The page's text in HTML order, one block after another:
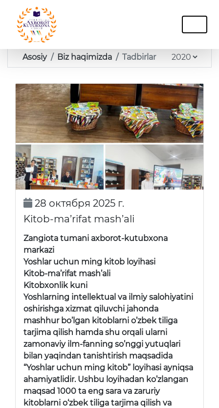
Asosiy Biz haqimizda Tadbirlar
28 октября 2025 г.
Kitob-ma’rifat mash’ali
Zangiota tumani axborot-kutubxona
markazi
Yoshlar uchun ming kitob loyihasi
Kitob-ma’rifat mash’ali
Kitobxonlik kuni
Yoshlarning intellektual va ilmiy salohiyatini
oshirishga xizmat qiluvchi jahonda
mashhur bo’lgan kitoblarni o’zbek tiliga
tarjima qilish hamda shu orqali ularni
zamonaviy ilm-fanning so’nggi yutuqlari
bilan yaqindan tanishtirish maqsadida
“Yoshlar uchun ming kitob” loyihasi ayniqsa
ahamiyatlidir. Ushbu loyihadan ko’zlangan
maqsad 1000 ta eng sara va zaruriy
kitoblarni o‘zbek tiliga tarjima qilish va